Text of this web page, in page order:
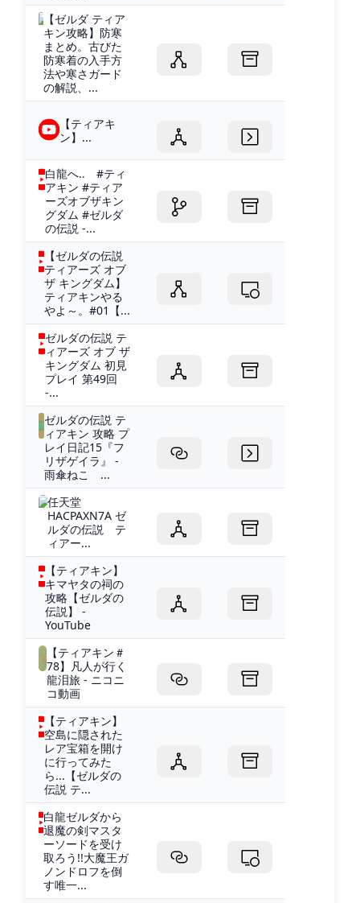
【ゼルダ ティア
キン攻略】防寒
まとめ。古びた
防寒着の入手方
法や寒さガード
の解説、...
【ティアキ
ン】...
白龍へ‥ #ティ
アキン #ティア
ーズオブザキン
グダム #ゼルダ
の伝説 -...
【ゼルダの伝説
ティアーズ オブ
ザ キングダム】
ティアキンやる
やよ～。#01【...
ゼルダの伝説 テ
ィアーズ オブ ザ
キングダム 初見
プレイ 第49回
-...
ゼルダの伝説 テ
ィアキン 攻略 プ
レイ日記15『フ
リザゲイラ』 -
雨傘ねこ ...
任天堂
HACPAXN7A ゼ
ルダの伝説 テ
ィアー...
【ティアキン】
キマヤタの祠の
攻略【ゼルダの
伝説】 -
YouTube
【ティアキン＃
78】凡人が行く
龍泪旅 - ニコニ
コ動画
【ティアキン】
空島に隠された
レア宝箱を開け
に行ってみた
ら...【ゼルダの
伝説 テ...
白龍ゼルダから
退魔の剣マスタ
ーソードを受け
取ろう!!大魔王ガ
ノンドロフを倒
す唯一...